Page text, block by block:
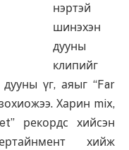
нэртэй
шинэхэн
дууны
клипийг
дууны үг, аяыг “Far
Харин mix,
рекордс хийсэн
хийж